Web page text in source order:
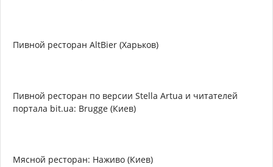
Пивной ресторан AltBier (Харьков)
Пивной ресторан по версии Stella Artua и читателей
портала bit.ua: Brugge (Киев)
Мясной ресторан: Наживо (Киев)